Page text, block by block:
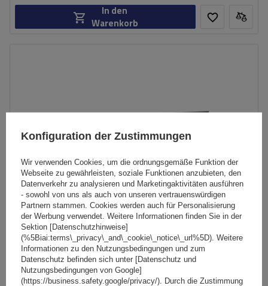
In den
Warenkorb
Mont Blanc AMC 5400 Stahldachträger für herkömmliche
Reling
Konfiguration der Zustimmungen
Wir verwenden Cookies, um die ordnungsgemäße Funktion der
Webseite zu gewährleisten, soziale Funktionen anzubieten, den
Datenverkehr zu analysieren und Marketingaktivitäten ausführen
- sowohl von uns als auch von unseren vertrauenswürdigen
Partnern stammen. Cookies werden auch für Personalisierung
der Werbung verwendet. Weitere Informationen finden Sie in der
Sektion [Datenschutzhinweise]
(%5Biai:terms\_privacy\_and\_cookie\_notice\_url%5D). Weitere
Informationen zu den Nutzungsbedingungen und zum
Datenschutz befinden sich unter [Datenschutz und
Nutzungsbedingungen von Google]
(https://business.safety.google/privacy/). Durch die Zustimmung